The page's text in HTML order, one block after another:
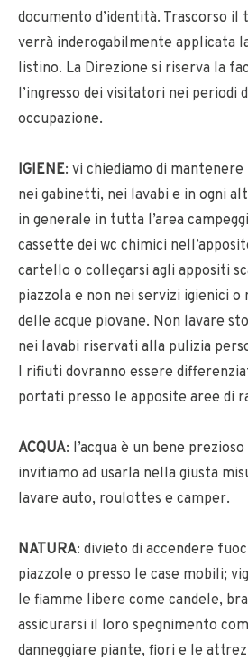
documento d’identità. Trascorso il
verrà inderogabilmente applicata
listino. La Direzione si riserva la
l’ingresso dei visitatori nei periodi
occupazione.
IGIENE: vi chiediamo di mantenere
nei gabinetti, nei lavabi e in ogni
in generale in tutta l’area
cassette dei wc chimici
cartello o collegarsi agli appositi
piazzola e non nei servizi igienici
delle acque piovane. Non lavare
nei lavabi riservati alla pulizia
I rifiuti dovranno essere
portati presso le apposite aree di
ACQUA: l’acqua è un bene
invitiamo ad usarla nella giusta
lavare auto, roulottes e camper.
NATURA: divieto di accendere
piazzole o presso le case mobili;
le fiamme libere come candele,
assicurarsi il loro spegnimento
danneggiare piante, fiori e le